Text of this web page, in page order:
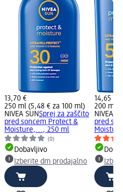
13,70 €
250 ml (5,48 € za 100 ml)
NIVEA SUNSprej za zaščito
pred soncem Protect &
Moisture,..., 250 ml
(0)
Dobavljivo
Izberite dm prodajalno
14,65 €
200 ml
NIVEA
pred